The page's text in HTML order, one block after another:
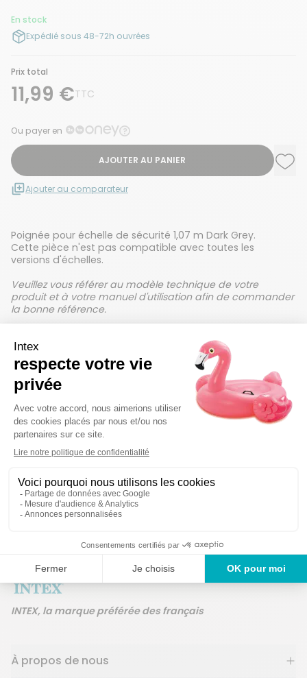
En stock
Expédié sous 48-72h ouvrées
Prix total
11,99 €TTC
Ou payer en
AJOUTER AU PANIER
Ajouter au comparateur
Poignée pour échelle de sécurité 1,07 m Dark Grey.
Cette pièce n'est pas compatible avec toutes les
versions d'échelles.
Veuillez vous référer au modèle technique de votre
produit et à votre manuel d'utilisation afin de commander
la bonne référence.
Détails techniques
Un service en France
INTEX, la marque préférée des français
À propos de nous